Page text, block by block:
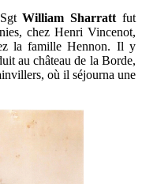
William Sharratt fut
chez Henri Vincenot,
la famille Hennon. Il y
au château de la Borde,
où il séjourna une